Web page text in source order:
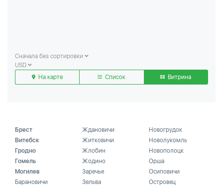
Сначала без сортировки
USD
На карте
Список Витрина
Брест
Витебск
Гродно
Гомель
Могилев
Барановичи
Ждановичи
Житковичи
Жлобин
Жодино
Заречье
Зельва
Новогрудок
Новолукомль
Новополоцк
Орша
Осиповичи
Островец